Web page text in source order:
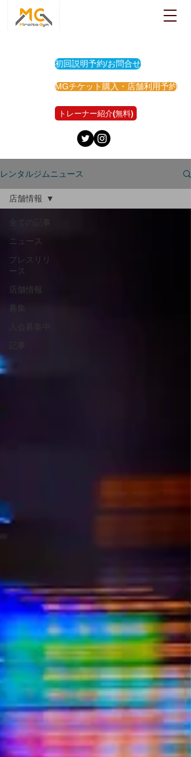
初回説明予約/お問合せ
MGチケット購入・店舗利用予約
トレーナー紹介(無料)
レンタルジムニュース
全ての記事
ニュース
プレスリリ
ース
店舗情報
募集
店舗情報